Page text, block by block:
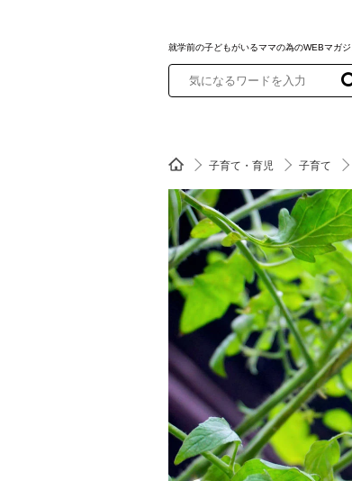
就学前の子どもがいるママの為のWEBマガジ
子育て・育児 子育て